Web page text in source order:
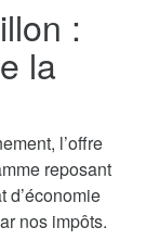
:
la
l’offre
reposant
d’économie
nos impôts.